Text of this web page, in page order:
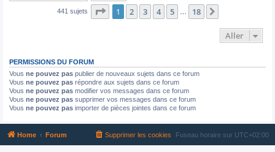
441 sujets Page 1sur18
1 2 3 4 5 18
Aller
PERMISSIONS DU FORUM
Vous ne pouvez pas publier de nouveaux sujets dans ce forum
Vous ne pouvez pas répondre aux sujets dans ce forum
Vous ne pouvez pas modifier vos messages dans ce forum
Vous ne pouvez pas supprimer vos messages dans ce forum
Vous ne pouvez pas importer de pièces jointes dans ce forum
Home Forum Fuseau horaire sur UTC+02:00
Supprimer les cookies